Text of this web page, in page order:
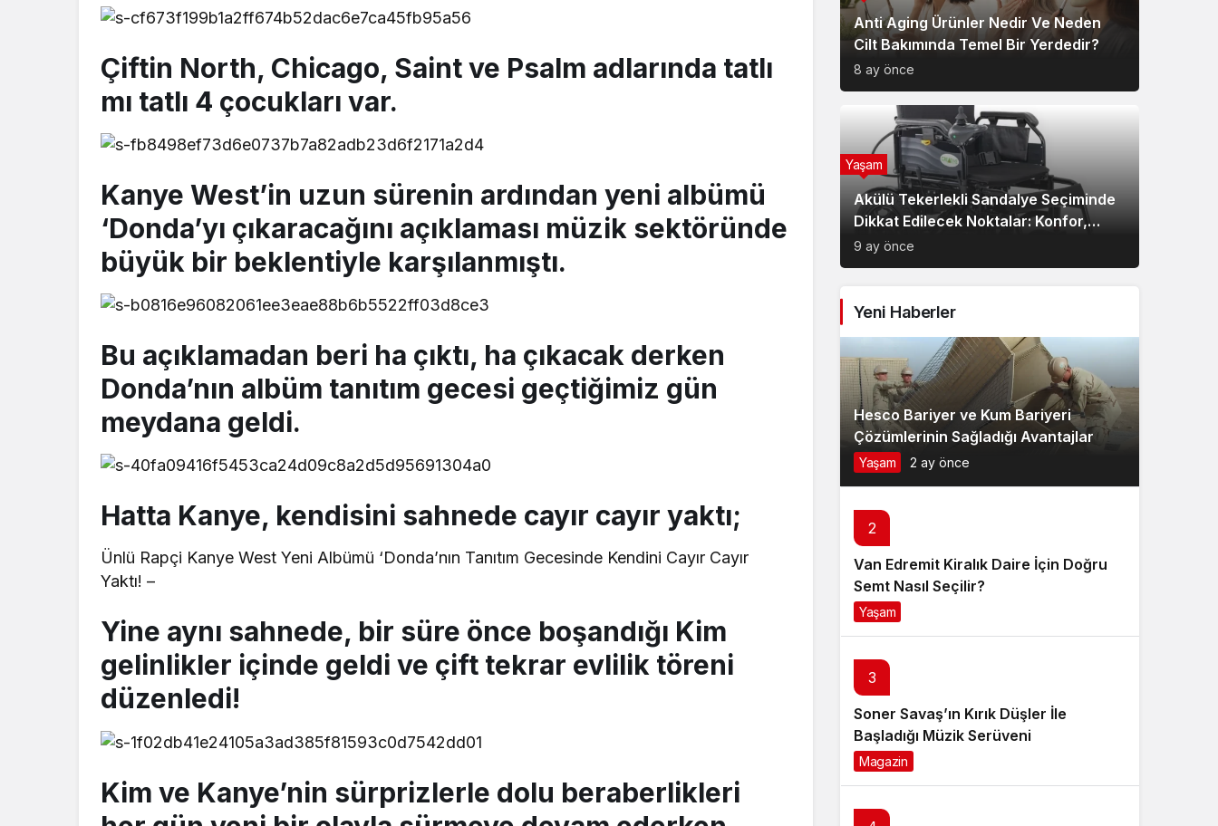
Çiftin North, Chicago, Saint ve Psalm adlarında tatlı
mı tatlı 4 çocukları var.
Kanye West’in uzun sürenin ardından yeni albümü
‘Donda’yı çıkaracağını açıklaması müzik sektöründe
büyük bir beklentiyle karşılanmıştı.
Bu açıklamadan beri ha çıktı, ha çıkacak derken
Donda’nın albüm tanıtım gecesi geçtiğimiz gün
meydana geldi.
Hatta Kanye, kendisini sahnede cayır cayır yaktı;
Ünlü Rapçi Kanye West Yeni Albümü ‘Donda’nın Tanıtım Gecesinde Kendini Cayır Cayır
Yaktı! –
Yine aynı sahnede, bir süre önce boşandığı Kim
gelinlikler içinde geldi ve çift tekrar evlilik töreni
düzenledi!
Kim ve Kanye’nin sürprizlerle dolu beraberlikleri
Anti Aging Ürünler Nedir Ve Neden
Cilt Bakımında Temel Bir Yerdedir?
8 ay önce
Akülü Tekerlekli Sandalye Seçiminde
Dikkat Edilecek Noktalar: Konfor,
Güvenlik ve Doğru Model Tercihi
9 ay önce
Yaşam
Yeni Haberler
Hesco Bariyer ve Kum Bariyeri
Çözümlerinin Sağladığı Avantajlar
Yaşam 2 ay önce
2
Van Edremit Kiralık Daire İçin Doğru
Semt Nasıl Seçilir?
Yaşam
3
Soner Savaş’ın Kırık Düşler İle
Başladığı Müzik Serüveni
Magazin